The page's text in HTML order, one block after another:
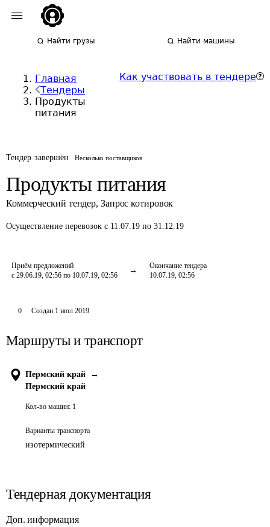
Найти грузы Найти машины
Главная
Тендеры
Продукты
питания
Как участвовать в тендере
Тендер завершён Несколько поставщиков
Продукты питания
Коммерческий тендер, Запрос котировок
Осуществление перевозок с 11.07.19 по 31.12.19
Приём предложений
с 29.06.19, 02:56 по 10.07.19, 02:56
Окончание тендера
10.07.19, 02:56
0 Создан 1 июл 2019
Маршруты и транспорт
Пермский край
→
Пермский край
Кол-во машин: 1
Варианты транспорта
изотермический
Тендерная документация
Доп. информация